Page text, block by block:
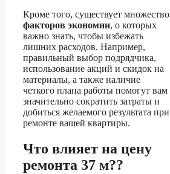
Кроме того, существует множество
факторов экономии, о которых
важно знать, чтобы избежать
лишних расходов. Например,
правильный выбор подрядчика,
использование акций и скидок на
материалы, а также наличие
четкого плана работы помогут вам
значительно сократить затраты и
добиться желаемого результата при
ремонте вашей квартиры.
Что влияет на цену
ремонта 37 м??